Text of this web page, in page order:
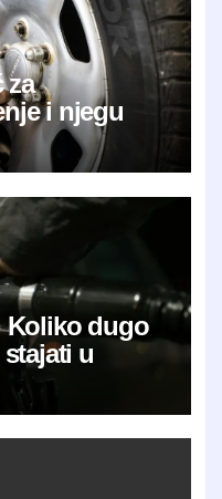
za
i njegu
Koliko dugo
u